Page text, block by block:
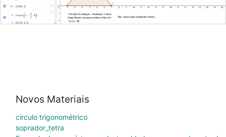
Novos Materiais
círculo trigonométrico
soprador_tetra